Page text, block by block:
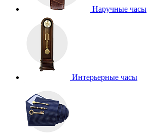
Наручные часы
Интерьерные часы